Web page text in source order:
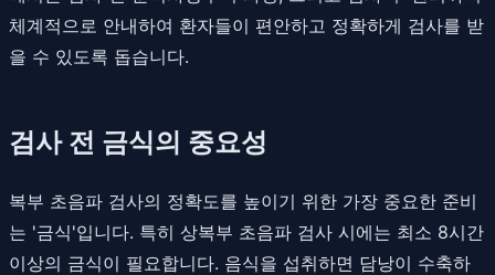
체계적으로 안내하여 환자들이 편안하고 정확하게 검사를 받
을 수 있도록 돕습니다.
검사 전 금식의 중요성
복부 초음파 검사의 정확도를 높이기 위한 가장 중요한 준비
는 '금식'입니다. 특히 상복부 초음파 검사 시에는 최소 8시간
이상의 금식이 필요합니다. 음식을 섭취하면 담낭이 수축하